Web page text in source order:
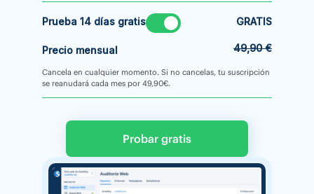
Prueba 14 días gratis GRATIS
Precio mensual 49,90 €
Cancela en cualquier momento. Si no cancelas, tu suscripción
se reanudará cada mes por 49,90€.
Probar gratis